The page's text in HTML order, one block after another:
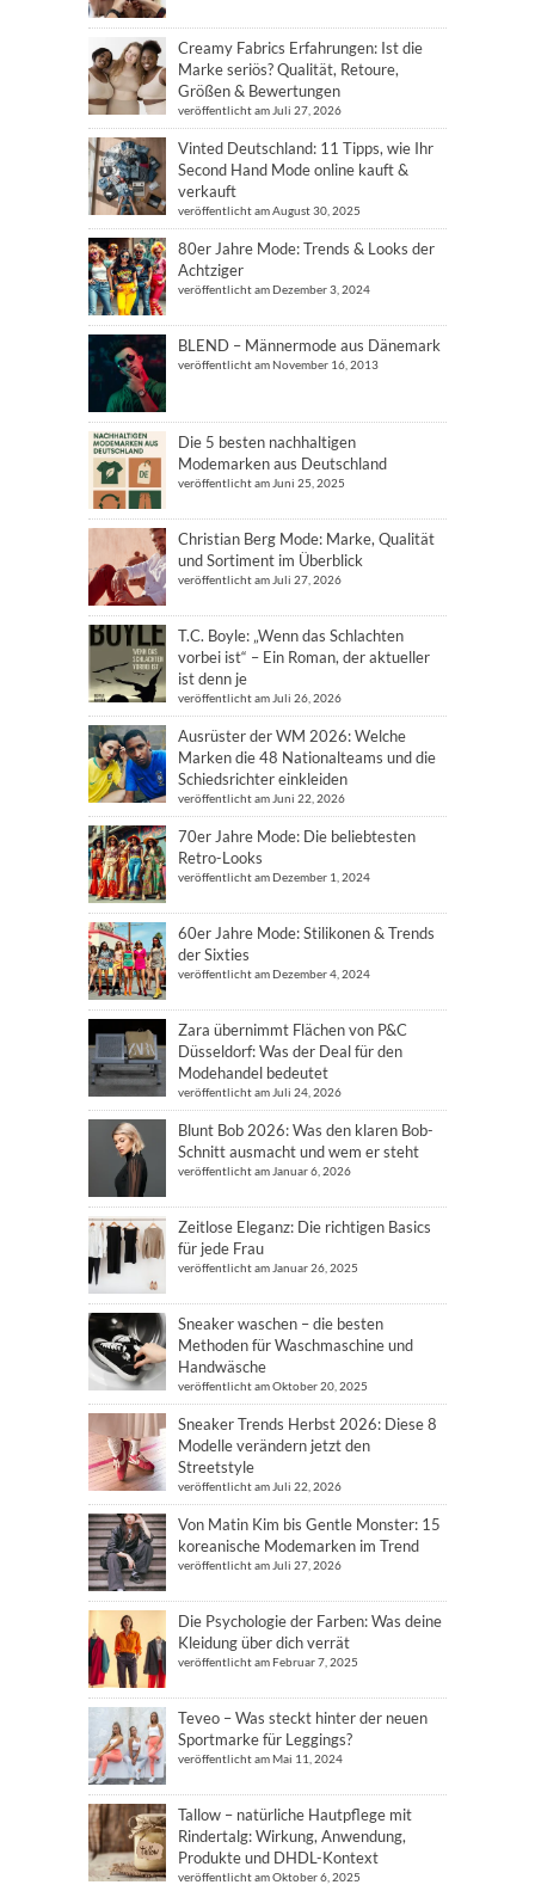
Creamy Fabrics Erfahrungen: Ist die
Marke seriös? Qualität, Retoure,
Größen & Bewertungen
veröffentlicht am Juli 27, 2026
Vinted Deutschland: 11 Tipps, wie Ihr
Second Hand Mode online kauft &
verkauft
veröffentlicht am August 30, 2025
80er Jahre Mode: Trends & Looks der
Achtziger
veröffentlicht am Dezember 3, 2024
BLEND – Männermode aus Dänemark
veröffentlicht am November 16, 2013
Die 5 besten nachhaltigen
Modemarken aus Deutschland
veröffentlicht am Juni 25, 2025
Christian Berg Mode: Marke, Qualität
und Sortiment im Überblick
veröffentlicht am Juli 27, 2026
T.C. Boyle: „Wenn das Schlachten
vorbei ist“ – Ein Roman, der aktueller
ist denn je
veröffentlicht am Juli 26, 2026
Ausrüster der WM 2026: Welche
Marken die 48 Nationalteams und die
Schiedsrichter einkleiden
veröffentlicht am Juni 22, 2026
70er Jahre Mode: Die beliebtesten
Retro-Looks
veröffentlicht am Dezember 1, 2024
60er Jahre Mode: Stilikonen & Trends
der Sixties
veröffentlicht am Dezember 4, 2024
Zara übernimmt Flächen von P&C
Düsseldorf: Was der Deal für den
Modehandel bedeutet
veröffentlicht am Juli 24, 2026
Blunt Bob 2026: Was den klaren Bob-
Schnitt ausmacht und wem er steht
veröffentlicht am Januar 6, 2026
Zeitlose Eleganz: Die richtigen Basics
für jede Frau
veröffentlicht am Januar 26, 2025
Sneaker waschen – die besten
Methoden für Waschmaschine und
Handwäsche
veröffentlicht am Oktober 20, 2025
Sneaker Trends Herbst 2026: Diese 8
Modelle verändern jetzt den
Streetstyle
veröffentlicht am Juli 22, 2026
Von Matin Kim bis Gentle Monster: 15
koreanische Modemarken im Trend
veröffentlicht am Juli 27, 2026
Die Psychologie der Farben: Was deine
Kleidung über dich verrät
veröffentlicht am Februar 7, 2025
Teveo – Was steckt hinter der neuen
Sportmarke für Leggings?
veröffentlicht am Mai 11, 2024
Tallow – natürliche Hautpflege mit
Rindertalg: Wirkung, Anwendung,
Produkte und DHDL-Kontext
veröffentlicht am Oktober 6, 2025